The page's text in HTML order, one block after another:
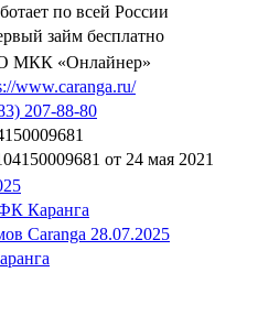
по всей России
займ бесплатно
МКК «Онлайнер»
www.caranga.ru/
207-88-80
от 24 мая 2021
Каранга
Caranga 28.07.2025